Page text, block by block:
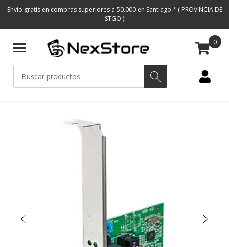
Envio gratis en compras superiores a 50.000 en Santiago * ( PROVINCIA DE
STGO )
0